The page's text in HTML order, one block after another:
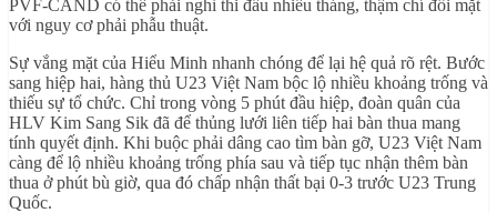
PVF-CAND có thể phải nghỉ thi đấu nhiều tháng, thậm chí đối mặt
với nguy cơ phải phẫu thuật.
Sự vắng mặt của Hiểu Minh nhanh chóng để lại hệ quả rõ rệt. Bước
sang hiệp hai, hàng thủ U23 Việt Nam bộc lộ nhiều khoảng trống và
thiếu sự tổ chức. Chỉ trong vòng 5 phút đầu hiệp, đoàn quân của
HLV Kim Sang Sik đã để thủng lưới liên tiếp hai bàn thua mang
tính quyết định. Khi buộc phải dâng cao tìm bàn gỡ, U23 Việt Nam
càng để lộ nhiều khoảng trống phía sau và tiếp tục nhận thêm bàn
thua ở phút bù giờ, qua đó chấp nhận thất bại 0-3 trước U23 Trung
Quốc.